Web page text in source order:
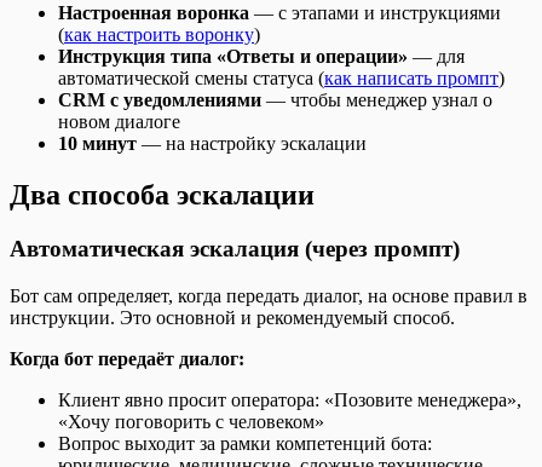
Настроенная воронка — с этапами и инструкциями
(как настроить воронку)
Инструкция типа «Ответы и операции» — для
автоматической смены статуса (как написать промпт)
CRM с уведомлениями — чтобы менеджер узнал о
новом диалоге
10 минут — на настройку эскалации
Два способа эскалации
Автоматическая эскалация (через промпт)
Бот сам определяет, когда передать диалог, на основе правил в
инструкции. Это основной и рекомендуемый способ.
Когда бот передаёт диалог:
Клиент явно просит оператора: «Позовите менеджера»,
«Хочу поговорить с человеком»
Вопрос выходит за рамки компетенций бота: